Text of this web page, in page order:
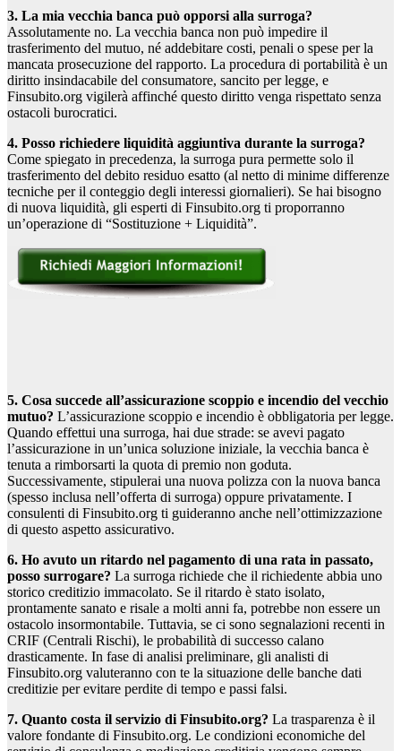
3. La mia vecchia banca può opporsi alla surroga?
Assolutamente no. La vecchia banca non può impedire il
trasferimento del mutuo, né addebitare costi, penali o spese per la
mancata prosecuzione del rapporto. La procedura di portabilità è un
diritto insindacabile del consumatore, sancito per legge, e
Finsubito.org vigilerà affinché questo diritto venga rispettato senza
ostacoli burocratici.
4. Posso richiedere liquidità aggiuntiva durante la surroga?
Come spiegato in precedenza, la surroga pura permette solo il
trasferimento del debito residuo esatto (al netto di minime differenze
tecniche per il conteggio degli interessi giornalieri). Se hai bisogno
di nuova liquidità, gli esperti di Finsubito.org ti proporranno
un’operazione di “Sostituzione + Liquidità”.
5. Cosa succede all’assicurazione scoppio e incendio del vecchio
mutuo? L’assicurazione scoppio e incendio è obbligatoria per legge.
Quando effettui una surroga, hai due strade: se avevi pagato
l’assicurazione in un’unica soluzione iniziale, la vecchia banca è
tenuta a rimborsarti la quota di premio non goduta.
Successivamente, stipulerai una nuova polizza con la nuova banca
(spesso inclusa nell’offerta di surroga) oppure privatamente. I
consulenti di Finsubito.org ti guideranno anche nell’ottimizzazione
di questo aspetto assicurativo.
6. Ho avuto un ritardo nel pagamento di una rata in passato,
posso surrogare? La surroga richiede che il richiedente abbia uno
storico creditizio immacolato. Se il ritardo è stato isolato,
prontamente sanato e risale a molti anni fa, potrebbe non essere un
ostacolo insormontabile. Tuttavia, se ci sono segnalazioni recenti in
CRIF (Centrali Rischi), le probabilità di successo calano
drasticamente. In fase di analisi preliminare, gli analisti di
Finsubito.org valuteranno con te la situazione delle banche dati
creditizie per evitare perdite di tempo e passi falsi.
7. Quanto costa il servizio di Finsubito.org? La trasparenza è il
valore fondante di Finsubito.org. Le condizioni economiche del